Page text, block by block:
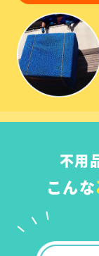
不用
こんな